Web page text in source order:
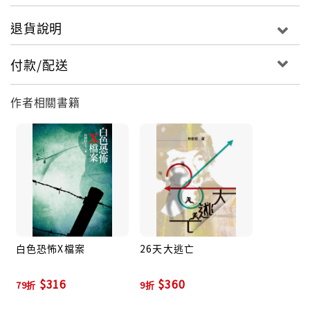
退貨說明
付款/配送
作者相關書籍
白色恐怖X檔案
79折 $316
26天大逃亡
9折 $360